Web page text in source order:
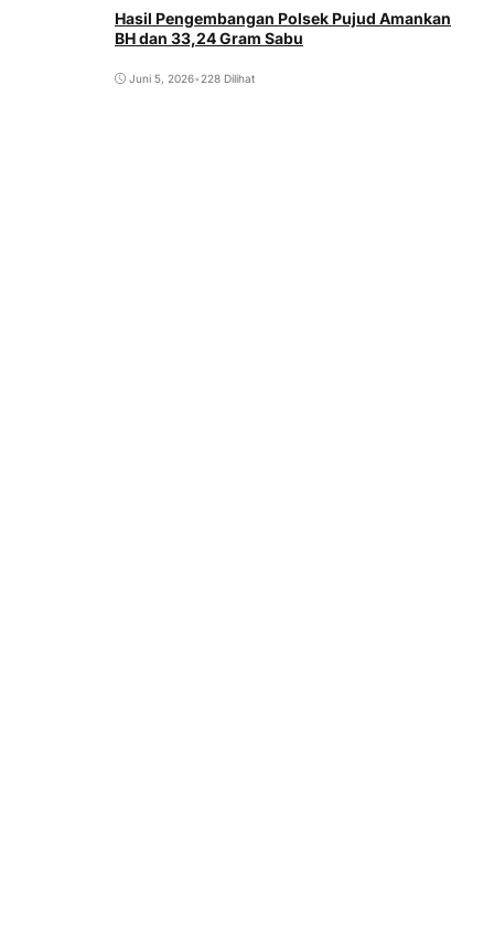
Hasil Pengembangan Polsek Pujud Amankan
BH dan 33,24 Gram Sabu
Juni 5, 2026• 228 Dilihat